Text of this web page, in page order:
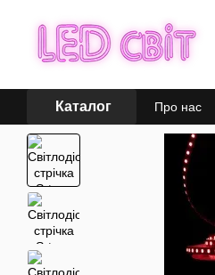
Каталог Про нас